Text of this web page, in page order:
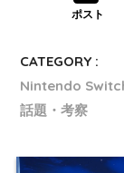
ポスト
CATEGORY :
Nintendo
話題・考察